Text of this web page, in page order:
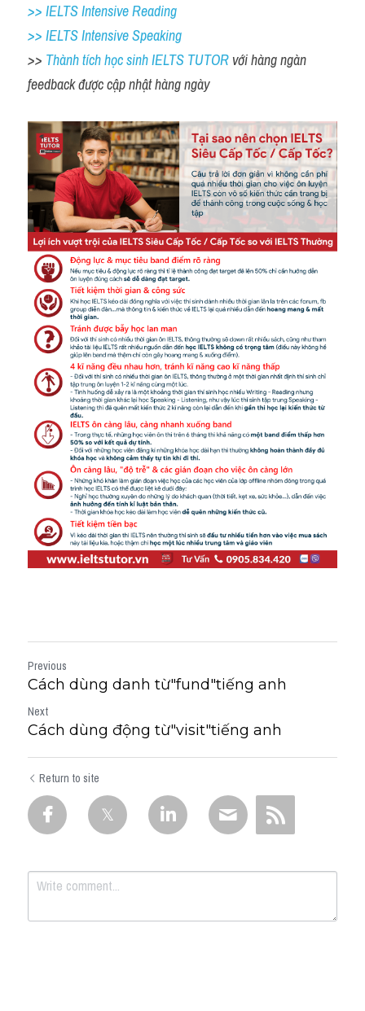
>> IELTS Intensive Reading
>> IELTS Intensive Speaking
>> Thành tích học sinh IELTS TUTOR với hàng ngàn
feedback được cập nhật hàng ngày
Previous
Cách dùng danh từ"fund"tiếng anh
Next
Cách dùng động từ"visit"tiếng anh
Return to site